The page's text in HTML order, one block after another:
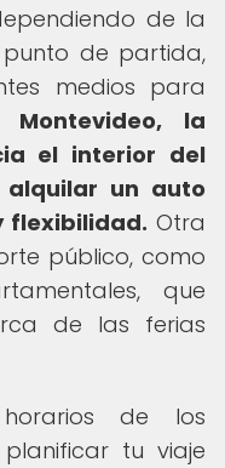
de la
de partida,
medios para
la
el interior del
alquilar un auto
flexibilidad. Otra
público, como
que
de las ferias
de los
tu viaje